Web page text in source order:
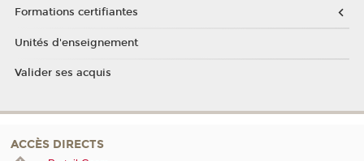
Formations certifiantes
Unités d'enseignement
Valider ses acquis
ACCÈS DIRECTS